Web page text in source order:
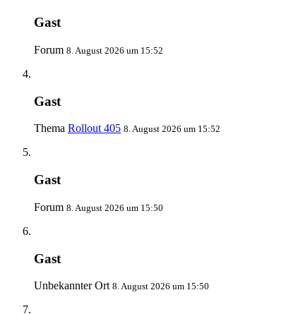
Gast
Forum 8. August 2026 um 15:52
Gast
Thema Rollout 405 8. August 2026 um 15:52
Gast
Forum 8. August 2026 um 15:50
Gast
Unbekannter Ort 8. August 2026 um 15:50